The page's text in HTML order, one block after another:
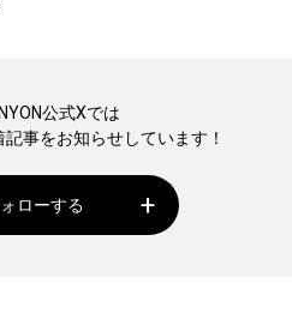
公式Xでは
記事をお知らせしています！
ローする